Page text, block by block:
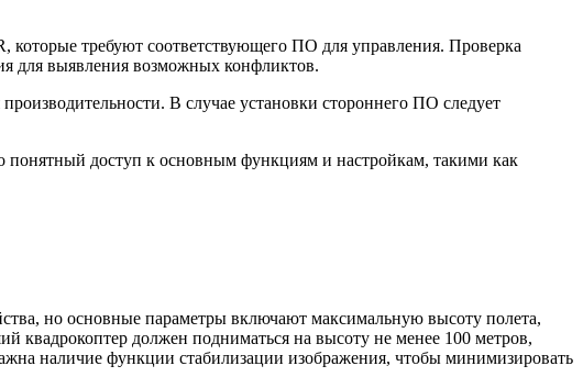
требуют соответствующего ПО для управления. Проверка
для выявления возможных конфликтов.
В случае установки стороннего ПО следует
понятный доступ к основным функциям и настройкам, такими как
но основные параметры включают максимальную высоту полета,
квадрокоптер должен подниматься на высоту не менее 100 метров,
наличие функции стабилизации изображения, чтобы минимизировать